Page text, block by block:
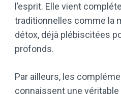
l’esprit. Elle vient
traditionnelles comme la
détox, déjà plébiscitées
profonds.
Par ailleurs, les
connaissent une